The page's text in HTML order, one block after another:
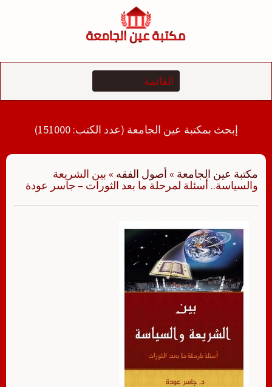
إبحث بمكتبة عين الجامعة (عدد الكتب: 151000)
مكتبة عين الجامعة » أصول الفقه » بين الشريعة
والسياسة.. أسئلة لمرحلة ما بعد الثورات – جاسر عودة